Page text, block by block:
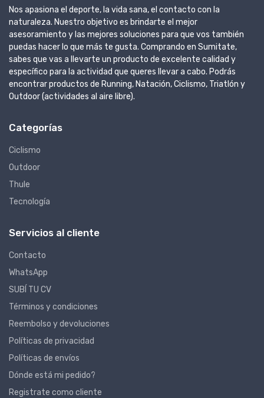
Nos apasiona el deporte, la vida sana, el contacto con la
naturaleza. Nuestro objetivo es brindarte el mejor
asesoramiento y las mejores soluciones para que vos también
puedas hacer lo que más te gusta. Comprando en Sumitate,
sabes que vas a llevarte un producto de excelente calidad y
específico para la actividad que queres llevar a cabo. Podrás
encontrar productos de Running, Natación, Ciclismo, Triatlón y
Outdoor (actividades al aire libre).
Categorías
Ciclismo
Outdoor
Thule
Tecnología
Servicios al cliente
Contacto
WhatsApp
SUBÍ TU CV
Términos y condiciones
Reembolso y devoluciones
Políticas de privacidad
Políticas de envíos
Dónde está mi pedido?
Registrate como cliente